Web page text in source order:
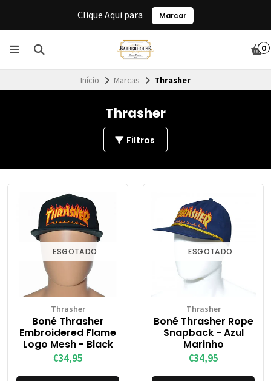
Clique Aqui para Marcar
0
Início Marcas Thrasher
Thrasher
Filtros
ESGOTADO
Thrasher
Boné Thrasher
Embroidered Flame
Logo Mesh - Black
€34,95
ESGOTADO
Thrasher
Boné Thrasher Rope
Snapback - Azul
Marinho
€34,95